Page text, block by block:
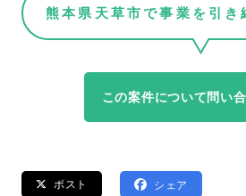
熊本県天草市で事業を引き
この案件について問い
ポスト シェア